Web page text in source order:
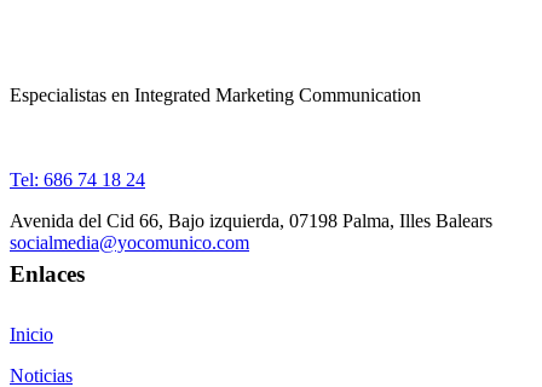
Especialistas en Integrated Marketing Communication
Tel: 686 74 18 24
Avenida del Cid 66, Bajo izquierda, 07198 Palma, Illes Balears
socialmedia@yocomunico.com
Enlaces
Inicio
Noticias